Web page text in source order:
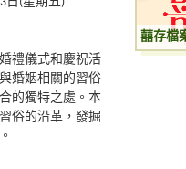
禮儀式和慶祝活
婚姻相關的習俗
的獨特之處。本
俗的沿革，發掘
囍存檔